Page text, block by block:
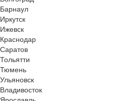
Барнаул
Иркутск
Ижевск
Краснодар
Саратов
Тольятти
Тюмень
Ульяновск
Владивосток